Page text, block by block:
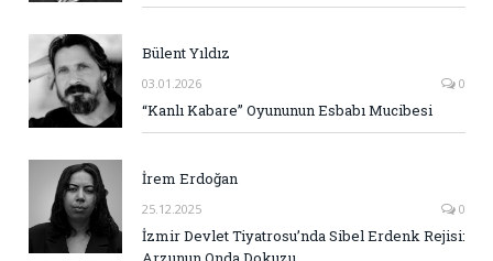
Bülent Yıldız
03.01.2026 0
“Kanlı Kabare” Oyununun Esbabı Mucibesi
İrem Erdoğan
25.12.2025 0
İzmir Devlet Tiyatrosu’nda Sibel Erdenk Rejisi: